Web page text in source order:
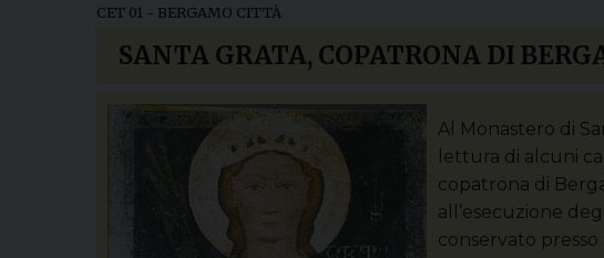
CET 01 - BERGAMO CITTÀ
SANTA GRATA, COPATRONA DI
Al Monastero di
lettura di alcuni
copatrona di
all’esecuzione
conservato presso